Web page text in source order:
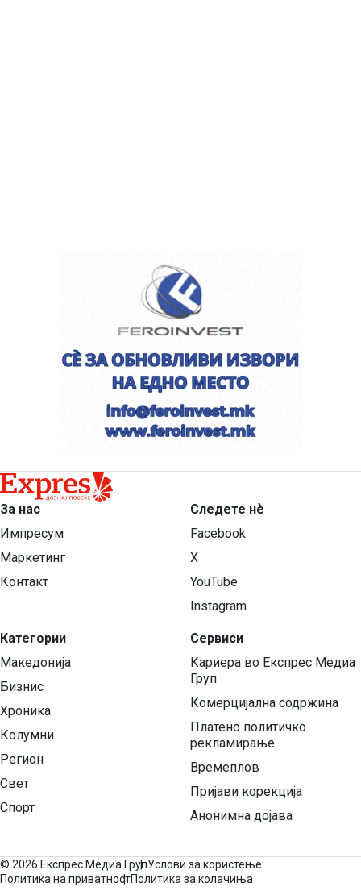
За нас
Импресум
Маркетинг
Контакт
Категории
Македонија
Бизнис
Хроника
Колумни
Регион
Свет
Спорт
Следете нѐ
Facebook
X
YouTube
Instagram
Сервиси
Кариера во Експрес Медиа
Груп
Комерцијална содржина
Платено политичко
рекламирање
Времеплов
Пријави корекција
Анонимна дојава
© 2026 Експрес Медиа ГрупУслови за користење
Политика на приватностПолитика за колачиња